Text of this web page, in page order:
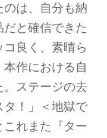
のは、自分も納
と確信できた
良く、素晴ら
作における自
。ステージの去
タ！」＜地獄で
れまた『ター